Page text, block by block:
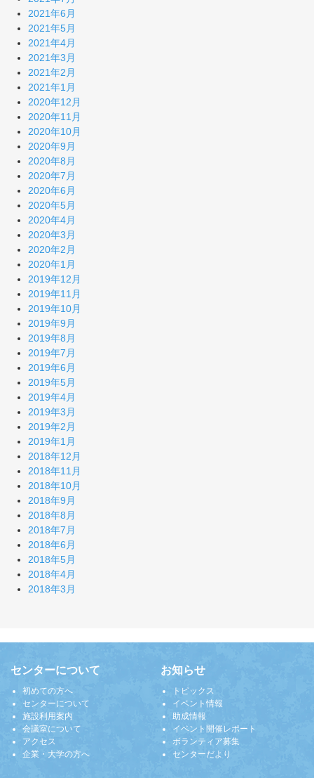
2021年6月
2021年5月
2021年4月
2021年3月
2021年2月
2021年1月
2020年12月
2020年11月
2020年10月
2020年9月
2020年8月
2020年7月
2020年6月
2020年5月
2020年4月
2020年3月
2020年2月
2020年1月
2019年12月
2019年11月
2019年10月
2019年9月
2019年8月
2019年7月
2019年6月
2019年5月
2019年4月
2019年3月
2019年2月
2019年1月
2018年12月
2018年11月
2018年10月
2018年9月
2018年8月
2018年7月
2018年6月
2018年5月
2018年4月
2018年3月
センターについて
初めての方へ
センターについて
施設利用案内
会議室について
アクセス
企業・大学の方へ
お知らせ
トピックス
イベント情報
助成情報
イベント開催レポート
ボランティア募集
センターだより